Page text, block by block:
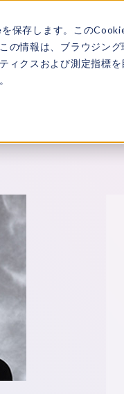
保存します。この
の情報は、ブラウジン
ィクスおよび測定指標
属アナリスト 新着情報サ